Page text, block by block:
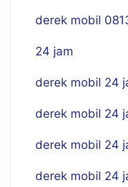
derek mobil
24 jam
derek mobil 24
derek mobil 24
derek mobil 24
derek mobil 24